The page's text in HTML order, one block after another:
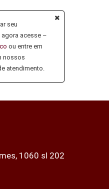
seu
acesse –
ou entre em
nossos
atendimento.
1060 sl 202